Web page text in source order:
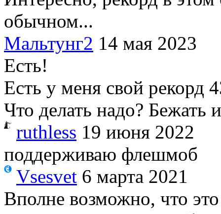
обычном...
Мальтунг2 14 мая 2023
Есть!
Есть у меня свой рекорд
Что делать надо? Бежать
ruthless 19 июня 2022
поддерживаю флешмоб
Vsesvet 6 марта 2021
Вполне возможно, что